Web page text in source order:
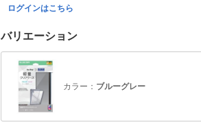
ログインはこちら
バリエーション
カラー： ブルーグレー